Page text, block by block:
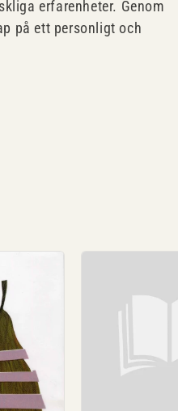
erfarenheter. Genom
på ett personligt och